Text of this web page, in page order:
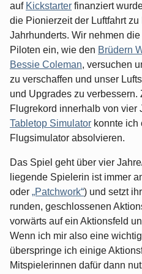
auf Kickstarter finanziert
die Pionierzeit der Luftfahrt zu
Jahrhunderts. Wir nehmen
Piloten ein, wie den Brüdern
Bessie Coleman, versuchen
zu verschaffen und unser
und Upgrades zu verbessern.
Flugrekord innerhalb von vier
Tabletop Simulator konnte ich
Flugsimulator absolvieren.
Das Spiel geht über vier
liegende Spielerin ist immer
oder „Patchwork“) und setzt
runden, geschlossenen
vorwärts auf ein Aktionsfeld
Wenn ich mir also eine
überspringe ich einige
Mitspielerinnen dafür dann